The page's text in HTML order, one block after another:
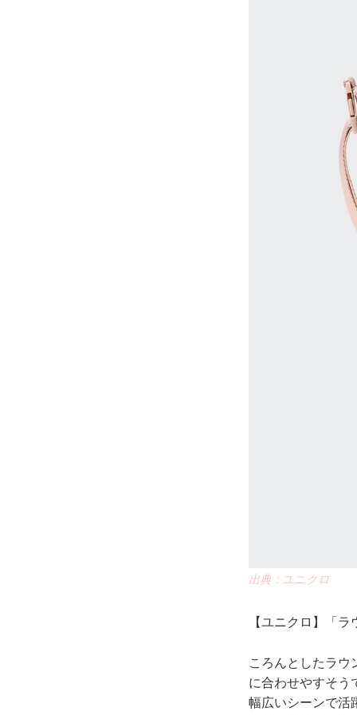
出典：ユニクロ
【ユニクロ】「
ころんとしたラウ
に合わせやすそう
幅広いシーンで活